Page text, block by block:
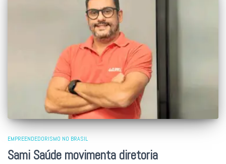
EMPREENDEDORISMO NO BRASIL
Sami Saúde movimenta diretoria